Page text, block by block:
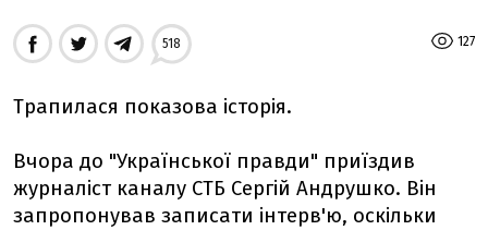
127
518
Трапилася показова історія.
Вчора до "Української правди" приїздив
журналіст каналу СТБ Сергій Андрушко. Він
запропонував записати інтерв'ю, оскільки